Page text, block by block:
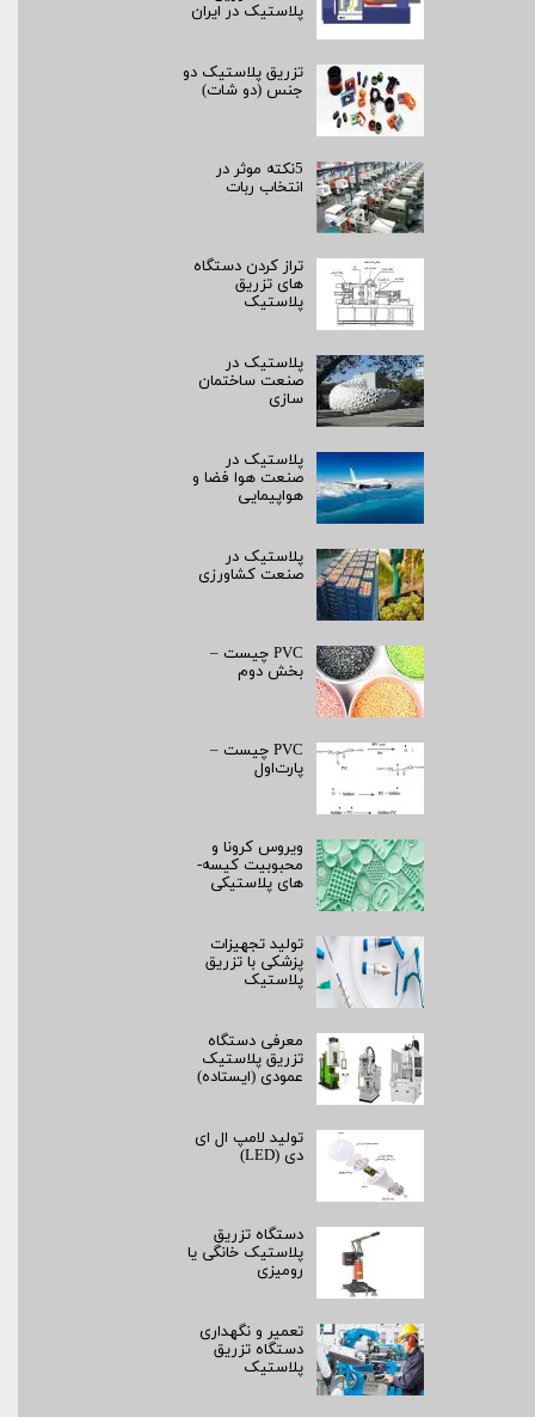
پلاستیک در ایران
تزریق پلاستیک دو
جنس (دو شات)
5نکته موثر در
انتخاب ربات
تراز کردن دستگاه
های تزریق
پلاستیک
پلاستیک در
صنعت ساختمان
سازی
پلاستیک در
صنعت هوا فضا و
هواپیمایی
پلاستیک در
صنعت کشاورزی
PVC چیست –
بخش دوم
PVC چیست –
پارت‌اول
ویروس کرونا و
محبوبیت کیسه­
های پلاستیکی
تولید تجهیزات
پزشکی با تزریق
پلاستیک
معرفی دستگاه
تزریق پلاستیک
عمودی (ایستاده)
تولید لامپ ال ای
دی (LED)
دستگاه تزریق
پلاستیک خانگی یا
رومیزی
تعمیر و نگهداری
دستگاه تزریق
پلاستیک